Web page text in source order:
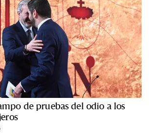
de pruebas del odio a los